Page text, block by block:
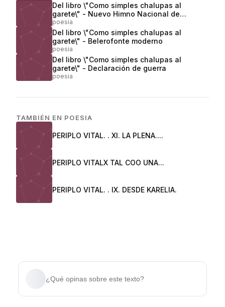
Del libro \"Como simples chalupas al
garete\" - Nuevo Himno Nacional de
Colombia
poesia
Del libro \"Como simples chalupas al
garete\" - Belerofonte moderno
poesia
Del libro \"Como simples chalupas al
garete\" - Declaración de guerra
poesia
TAMBIÉN EN POESIA
PERIPLO VITAL. . XI. LA PLENA....
PERIPLO VITALX TAL COO UNA...
PERIPLO VITAL. . IX. DESDE KARELIA.
¿Qué opinas sobre este texto?